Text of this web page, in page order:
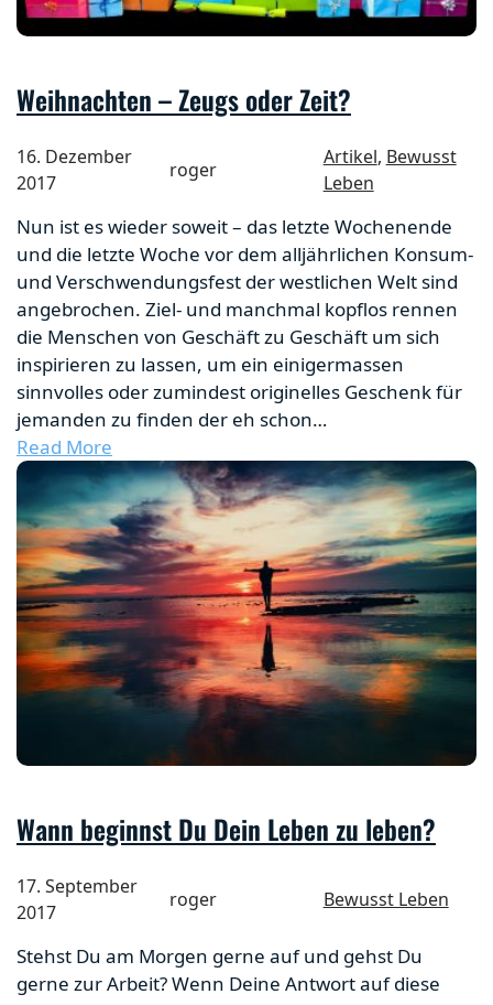
Weihnachten – Zeugs oder Zeit?
16. Dezember
2017
roger
Artikel, Bewusst
Leben
Nun ist es wieder soweit – das letzte Wochenende
und die letzte Woche vor dem alljährlichen Konsum-
und Verschwendungsfest der westlichen Welt sind
angebrochen. Ziel- und manchmal kopflos rennen
die Menschen von Geschäft zu Geschäft um sich
inspirieren zu lassen, um ein einigermassen
sinnvolles oder zumindest originelles Geschenk für
jemanden zu finden der eh schon…
Read More
Wann beginnst Du Dein Leben zu leben?
17. September
2017
roger Bewusst Leben
Stehst Du am Morgen gerne auf und gehst Du
gerne zur Arbeit? Wenn Deine Antwort auf diese